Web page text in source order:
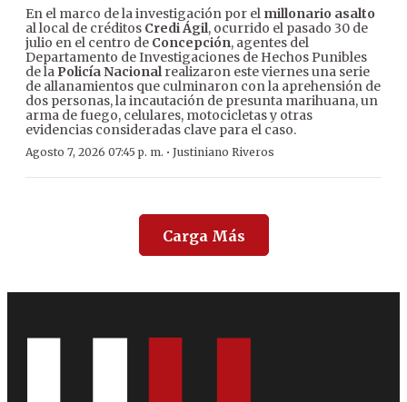
En el marco de la investigación por el millonario asalto
al local de créditos Credi Ágil, ocurrido el pasado 30 de
julio en el centro de Concepción, agentes del
Departamento de Investigaciones de Hechos Punibles
de la Policía Nacionalrealizaron este viernes una serie
de allanamientos que culminaron con la aprehensión de
dos personas, la incautación de presunta marihuana, un
arma de fuego, celulares, motocicletas y otras
evidencias consideradas clave para el caso.
Agosto 7, 2026 07:45 p. m. · Justiniano Riveros
Carga Más